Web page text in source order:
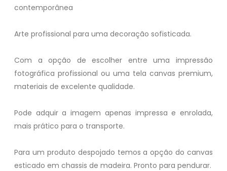
contemporânea
Arte profissional para uma decoração sofisticada.
Com a opção de escolher entre uma impressão
fotográfica profissional ou uma tela canvas premium,
materiais de excelente qualidade.
Pode adquir a imagem apenas impressa e enrolada,
mais prático para o transporte.
Para um produto despojado temos a opção do canvas
esticado em chassis de madeira. Pronto para pendurar.